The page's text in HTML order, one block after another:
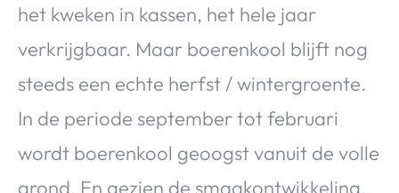
het kweken in kassen, het hele jaar
verkrijgbaar. Maar boerenkool blijft nog
steeds een echte herfst / wintergroente.
In de periode september tot februari
wordt boerenkool geoogst vanuit de volle
grond. En gezien de smaakontwikkeling,